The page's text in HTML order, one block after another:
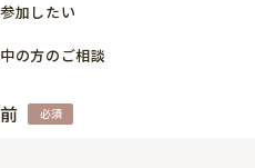
加したい
の方のご相談